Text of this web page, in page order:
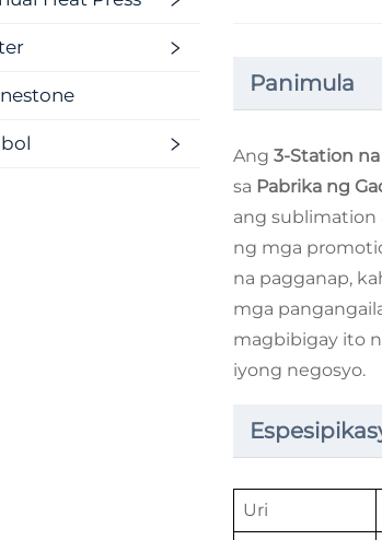
Panimula
Ang 3-Station
sa Pabrika ng
ang sublimation
ng mga
na pagganap,
mga
magbibigay ito
iyong negosyo.
Uri